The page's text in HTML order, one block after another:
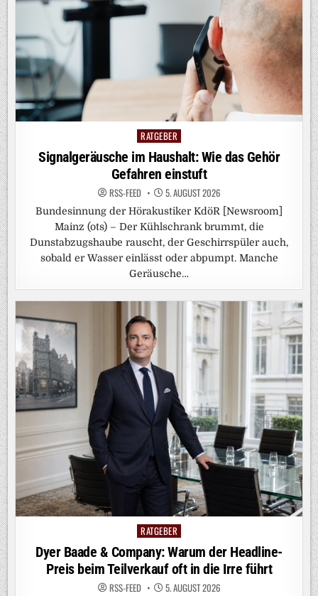
Posted
RATGEBER
Signalgeräusche im Haushalt: Wie das Gehör
Gefahren einstuft
RSS-FEED 5. AUGUST 2026
Bundesinnung der Hörakustiker KdöR [Newsroom]
Mainz (ots) – Der Kühlschrank brummt, die
Dunstabzugshaube rauscht, der Geschirrspüler auch,
sobald er Wasser einlässt oder abpumpt. Manche
Geräusche…
Posted
RATGEBER
Dyer Baade & Company: Warum der Headline-
Preis beim Teilverkauf oft in die Irre führt
RSS-FEED 5. AUGUST 2026